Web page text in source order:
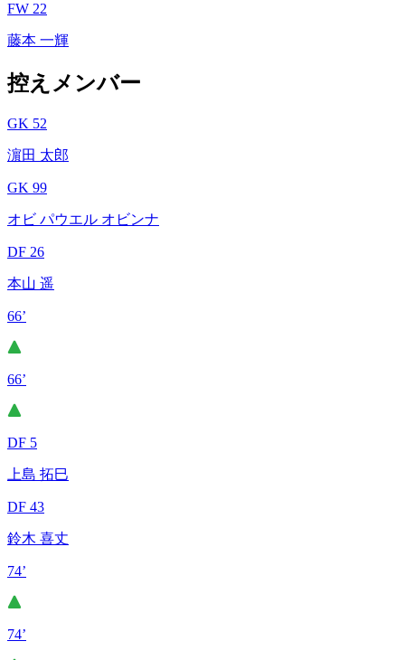
FW 22
藤本 一輝
控えメンバー
GK 52
濵田 太郎
GK 99
オビ パウエル オビンナ
DF 26
本山 遥
66’
66’
DF 5
上島 拓巳
DF 43
鈴木 喜丈
74’
74’